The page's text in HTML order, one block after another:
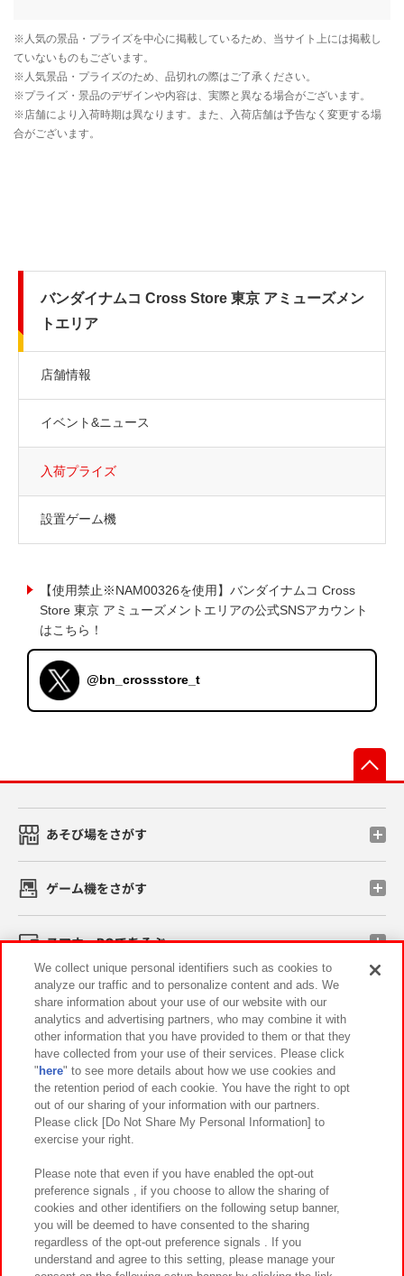
バンダイナムコ Cross Store 東京 アミューズメン
トエリア
店舗情報
イベント&ニュース
入荷プライズ
設置ゲーム機
【使用禁止※NAM00326を使用】バンダイナムコ Cross
Store 東京 アミューズメントエリアの公式SNSアカウント
はこちら！
@bn_crossstore_t
あそび場をさがす
ゲーム機をさがす
スマホ・PCであそぶ
イベント・キャンペーン
関連会社 サステナビリティ サイトポリシー
プライバシーポリシー ウェブアクセシビリティ方針と検証結果
お取引先さまとともに
カスタマーハラスメント対応方針 よくあるご質問・お問い合わせ
We collect unique personal identifiers such as cookies to
analyze our traffic and to personalize content and ads. We
share information about your use of our website with our
analytics and advertising partners, who may combine it with
other information that you have provided to them or that they
have collected from your use of their services. Please click
" here" to see more details about how we use cookies and
the retention period of each cookie. You have the right to opt
out of our sharing of your information with our partners.
Please click [Do Not Share My Personal Information] to
exercise your right.
Please note that even if you have enabled the opt-out
preference signals , if you choose to allow the sharing of
cookies and other identifiers on the following setup banner,
you will be deemed to have consented to the sharing
regardless of the opt-out preference signals . If you
understand and agree to this setting, please manage your